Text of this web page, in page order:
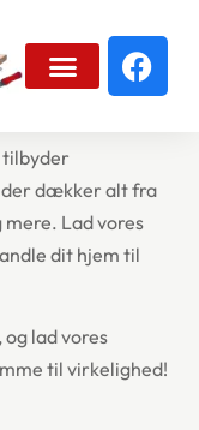
tilbyder
der dækker alt fra
Lad vores
dit hjem til
lad vores
til virkelighed!